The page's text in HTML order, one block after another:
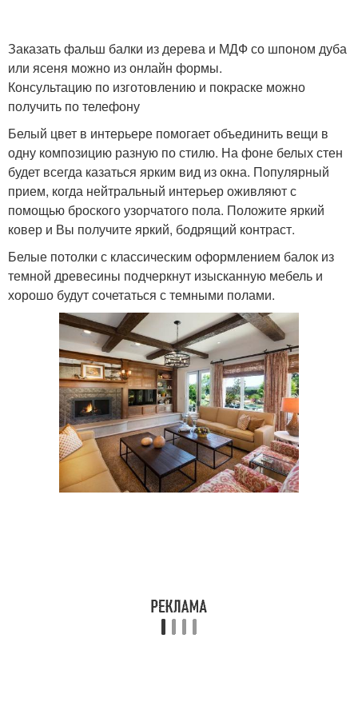
Заказать фальш балки из дерева и МДФ со шпоном дуба
или ясеня можно из онлайн формы.
Консультацию по изготовлению и покраске можно
получить по телефону
Белый цвет в интерьере помогает объединить вещи в
одну композицию разную по стилю. На фоне белых стен
будет всегда казаться ярким вид из окна. Популярный
прием, когда нейтральный интерьер оживляют с
помощью броского узорчатого пола. Положите яркий
ковер и Вы получите яркий, бодрящий контраст.
Белые потолки с классическим оформлением балок из
темной древесины подчеркнут изысканную мебель и
хорошо будут сочетаться с темными полами.